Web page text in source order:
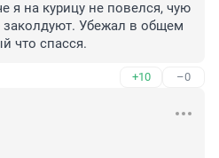
я на курицу не повелся, чую
заколдуют. Убежал в общем
что спасся.
+10 –0